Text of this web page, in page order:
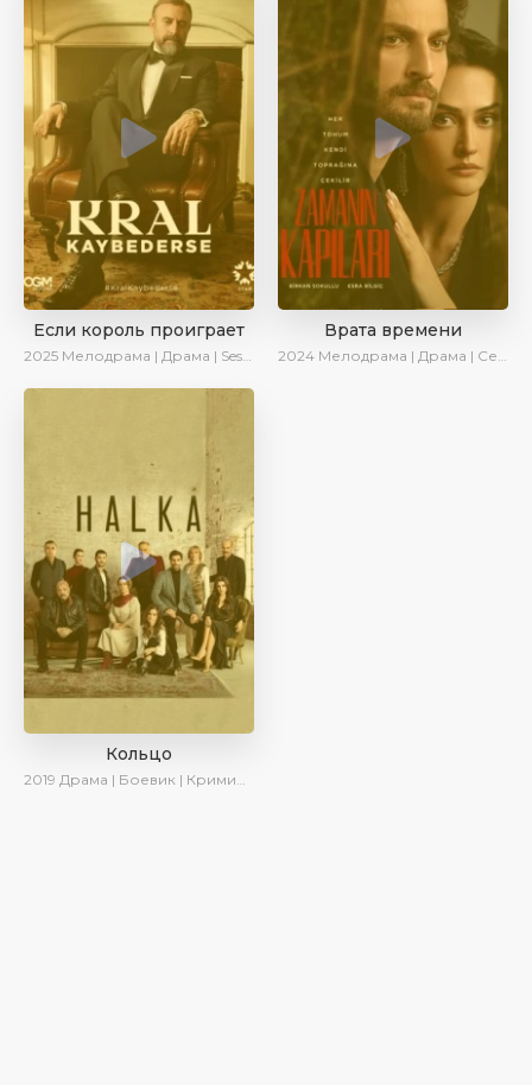
Если король проиграет
2025 Мелодрама | Драма | SesDizi | Ирина Котова | AlisaDirilis | Turok1990 | Новинки | Сериалы 2025
Врата времени
2024 Мелодрама | Драма | Сериалы 2024
Кольцо
2019 Драма | Боевик | Криминал